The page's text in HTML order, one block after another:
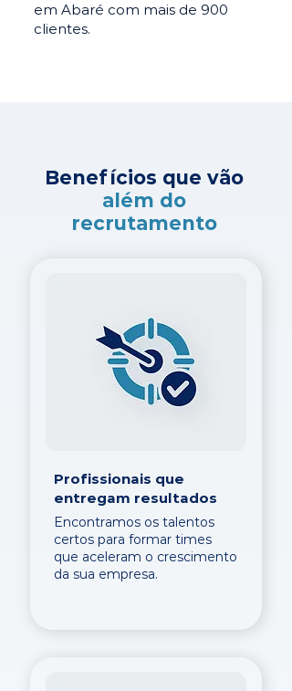
em Abaré com mais de 900
clientes.
Benefícios que vão
além do
recrutamento
Profissionais que
entregam resultados
Encontramos os talentos
certos para formar times
que aceleram o crescimento
da sua empresa.